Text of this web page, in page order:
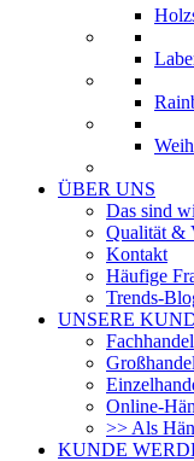
ÜBER UNS
Das sind
Qualität &
Kontakt
Häufige
Trends-
UNSERE
Fachhandel
Großhandel
Online-
>> Als
KUNDE